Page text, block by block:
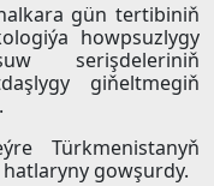
gün tertibiniň
howpsuzlygy
serişdeleriniň
giňeltmegiň
Türkmenistanyň
gowşurdy.